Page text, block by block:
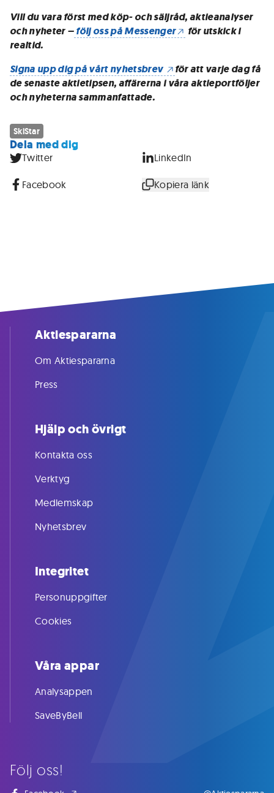
Vill du vara först med köp- och säljråd, aktieanalyser
och nyheter –följ oss på Messenger
för utskick i
realtid.
Signa upp dig på vårt nyhetsbrev
för att varje dag få
de senaste aktietipsen, affärerna i våra aktieportföljer
och nyheterna sammanfattade.
SkiStar
Dela med dig
Twitter LinkedIn
Facebook Kopiera länk
Följ oss!
Aktiespararna
Om Aktiespararna
Press
Hjälp och övrigt
Kontakta oss
Verktyg
Medlemskap
Nyhetsbrev
Integritet
Personuppgifter
Cookies
Våra appar
Analysappen
SaveByBell